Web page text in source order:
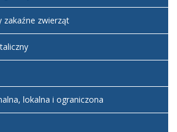
poniedziałek,
27
październik
Administrator
październik
2025 16:01
Administrator
BIP
zakaźne zwierząt
lokalna i ograniczona